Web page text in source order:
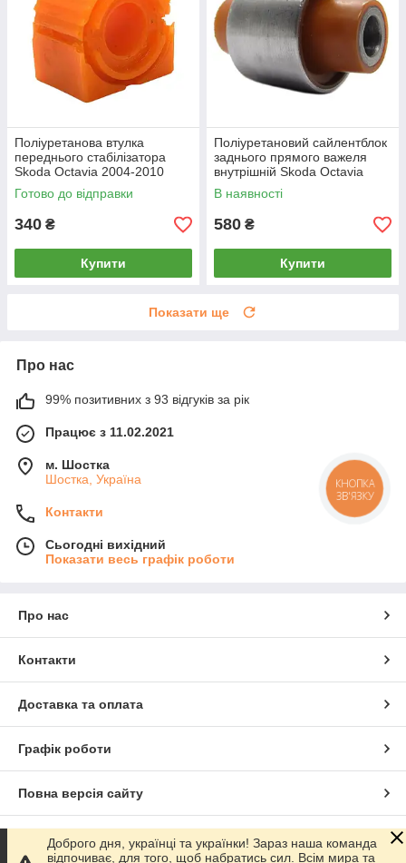
Поліуретанова втулка
переднього стабілізатора
Skoda Octavia 2004-2010
22мм ПІД вироблення, PP-
0143P
Готово до відправки
340 ₴
Купити
Поліуретановий сайлентблок
заднього прямого важеля
внутрішній Skoda Octavia
2004-2010, PP-0164
В наявності
580 ₴
Купити
Показати ще
Про нас
99% позитивних з 93 відгуків за рік
Працює з 11.02.2021
м. Шостка
Шостка, Україна
Контакти
Сьогодні вихідний
Показати весь графік роботи
Про нас
Контакти
Доставка та оплата
Графік роботи
Повна версія сайту
Сайт створено на маркетплейсіProm.ua
Доброго дня, українці та українки! Зараз наша команда
відпочиває, для того, щоб набратись сил. Всім мира та
КНОПКА
ЗВ'ЯЗКУ